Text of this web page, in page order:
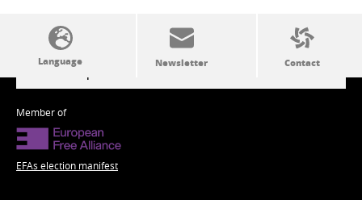
SSW politics from A to Z
Member of
EFAs election manifest